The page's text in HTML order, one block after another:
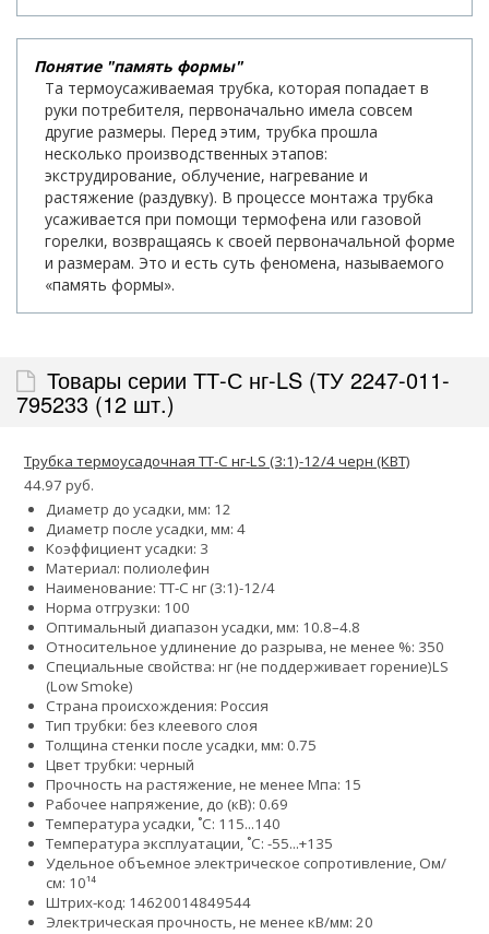
Понятие "память формы"
Та термоусаживаемая трубка, которая попадает в
руки потребителя, первоначально имела совсем
другие размеры. Перед этим, трубка прошла
несколько производственных этапов:
экструдирование, облучение, нагревание и
растяжение (раздувку). В процессе монтажа трубка
усаживается при помощи термофена или газовой
горелки, возвращаясь к своей первоначальной форме
и размерам. Это и есть суть феномена, называемого
«память формы».
Товары серии ТТ-С нг-LS (ТУ 2247-011-
795233 (12 шт.)
Трубка термоусадочная ТТ-С нг-LS (3:1)-12/4 черн (КВТ)
44.97 руб.
Диаметр до усадки, мм: 12
Диаметр после усадки, мм: 4
Коэффициент усадки: 3
Материал: полиолефин
Наименование: ТТ-С нг (3:1)-12/4
Норма отгрузки: 100
Оптимальный диапазон усадки, мм: 10.8–4.8
Относительное удлинение до разрыва, не менее %: 350
Специальные свойства: нг (не поддерживает горение)LS
(Low Smoke)
Страна происхождения: Россия
Тип трубки: без клеевого слоя
Толщина стенки после усадки, мм: 0.75
Цвет трубки: черный
Прочность на растяжение, не менее Мпа: 15
Рабочее напряжение, до (кВ): 0.69
Температура усадки, ˚С: 115...140
Температура эксплуатации, ˚С: -55...+135
Удельное объемное электрическое сопротивление, Ом/
см: 10¹⁴
Штрих-код: 14620014849544
Электрическая прочность, не менее кВ/мм: 20